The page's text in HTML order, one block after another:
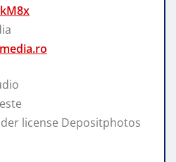
license Depositphotos